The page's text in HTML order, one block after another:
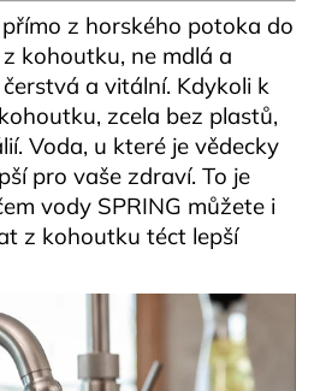
z horského potoka do
kohoutku, ne mdlá a
a vitální. Kdykoli k
zcela bez plastů,
Voda, u které je vědecky
pro vaše zdraví. To je
vody SPRING můžete i
z kohoutku téct lepší